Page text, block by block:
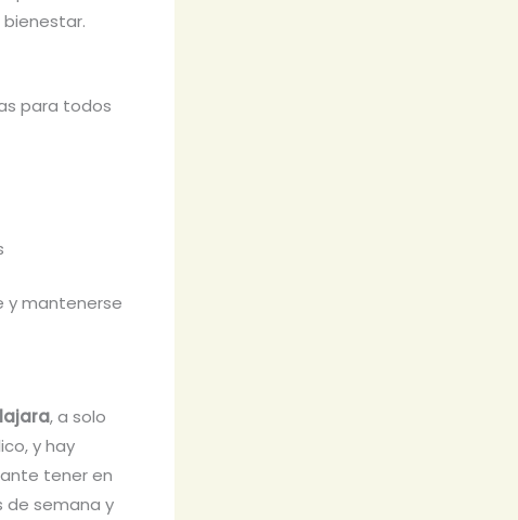
para todos
y mantenerse
, a solo
y hay
tener en
de semana y